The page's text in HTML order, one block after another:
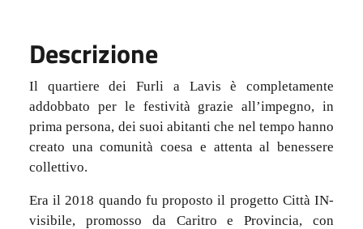
Descrizione
Il quartiere dei Furli a Lavis è completamente
addobbato per le festività grazie all’impegno, in
prima persona, dei suoi abitanti che nel tempo hanno
creato una comunità coesa e attenta al benessere
collettivo.
Era il 2018 quando fu proposto il progetto Città IN-
visibile, promosso da Caritro e Provincia, con